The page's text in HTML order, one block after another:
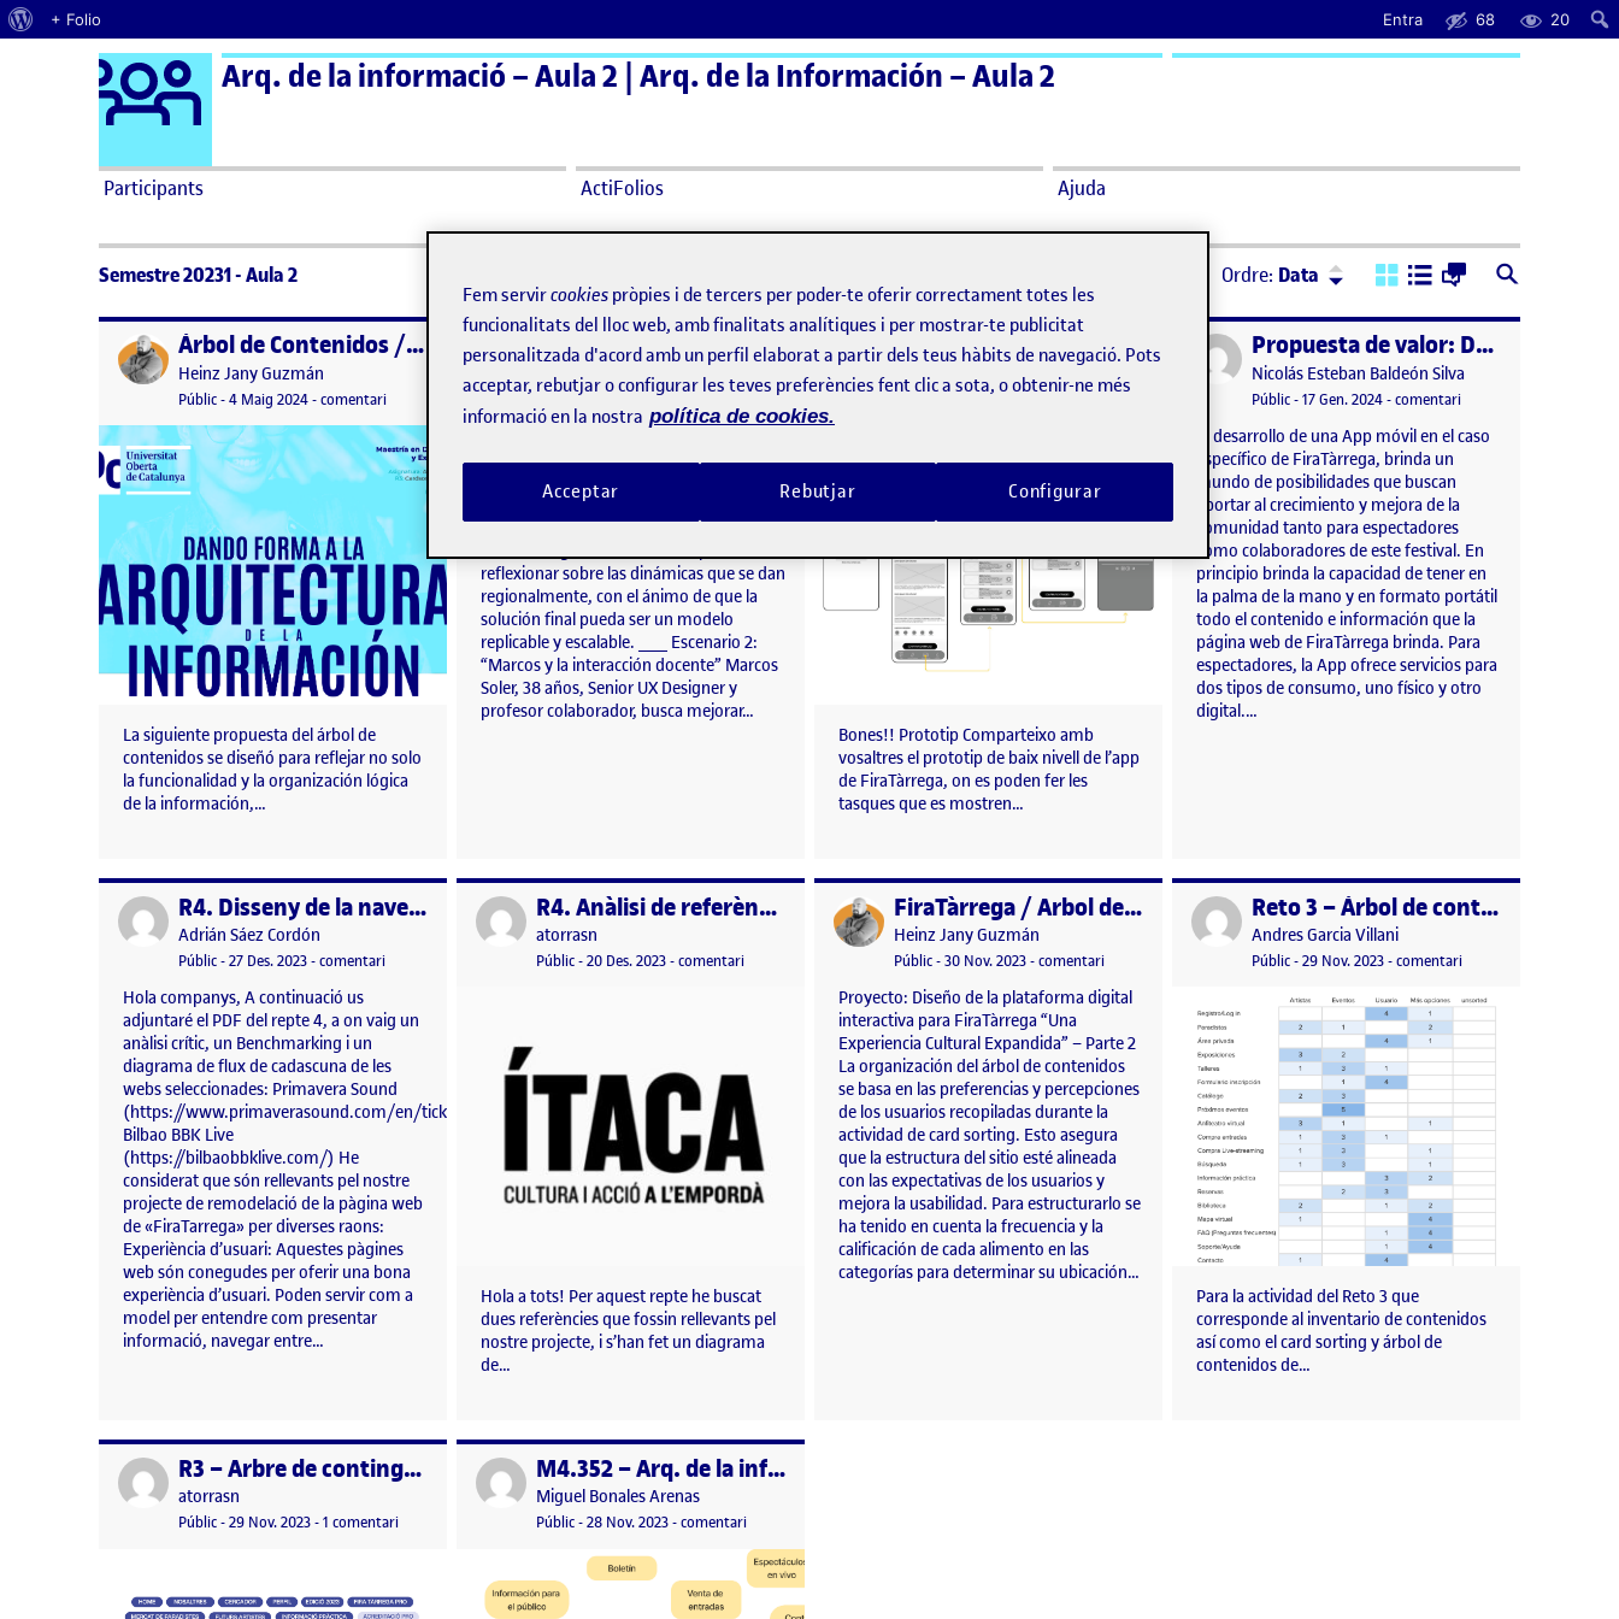
Quant al WordPress
+ Folio Entra 68 20
Saltar al contingut Logo Ágora
Arq. de la informació – Aula 2 | Arq. de la Información – Aula 2
Participants ActiFolios Ajuda
Semestre 20231 - Aula 2 Ordre: Data Ordre: Descendent
Publicat per Árbol de Contenidos / APP UOC
Publicat per
Heinz Jany Guzmán
Visibilitat:
Públic-Data de publicació
4 Maig 20245 maig, 2024 12:04 am
-comentariel Árbol de Contenidos / APP UOC
La siguiente propuesta del árbol de
contenidos se diseñó para reflejar no solo
la funcionalidad y la organización lógica
de la información,…
Publicat perJourney Map
Publicat per
Heinz Jany Guzmán
Visibilitat:
-Data de publicació
5 Abr. 2024- el Journey Map
Estimad@s compañeros, un muy feliz
día. Comparto con ustedes el escenario y
la digitalización del user journey que he
construido para dar respuesta al reto, que
fuera de la generalidad me ha permitido
reflexionar sobre las dinámicas que se dan
regionalmente, con el ánimo de que la
solución final pueda ser un modelo
replicable y escalable. ___ Escenario 2:
“Marcos y la interacción docente” Marcos
Soler, 38 años, Senior UX Designer y
profesor colaborador, busca mejorar…
Publicat perR5. Prototipat
Publicat per
atorrasn
Visibilitat:Data de publicació
17 Gen. 2024 17 gener, 2024 4:55 pm
el R5. Prototipat
Bones!! Prototip Comparteixo amb
vosaltres el prototip de baix nivell de l’app
de FiraTàrrega, on es poden fer les
tasques que es mostren…
Publicat per Propuesta de valor: Desarrollo de APP FiraTàrrega
Publicat per
Nicolás Esteban Baldeón Silva
Visibilitat:
Públic-Data de publicació
17 Gen. 20241 febrer, 2024 4:00 am
-comentariel Propuesta de valor:
El desarrollo de una App móvil en el caso
específico de FiraTàrrega, brinda un
mundo de posibilidades que buscan
aportar al crecimiento y mejora de la
comunidad tanto para espectadores
como colaboradores de este festival. En
principio brinda la capacidad de tener en
la palma de la mano y en formato portátil
todo el contenido e información que la
página web de FiraTàrrega brinda. Para
espectadores, la App ofrece servicios para
dos tipos de consumo, uno físico y otro
digital.…
Publicat per R4. Disseny de la navegació
Publicat per
Adrián Sáez Cordón
Visibilitat:
Públic-Data de publicació
27 Des. 202328 desembre, 2023 12:28 am
-comentariel R4. Disseny de la navegació
Hola companys, A continuació us
adjuntaré el PDF del repte 4, a on vaig un
anàlisi crític, un Benchmarking i un
diagrama de flux de cadascuna de les
webs seleccionades: Primavera Sound
(https://www.primaverasound.com/en/tickets)
Bilbao BBK Live
(https://bilbaobbklive.com/) He
considerat que són rellevants pel nostre
projecte de remodelació de la pàgina web
de «FiraTarrega» per diverses raons:
Experiència d’usuari: Aquestes pàgines
web són conegudes per oferir una bona
experiència d’usuari. Poden servir com a
model per entendre com presentar
informació, navegar entre…
Publicat per R4. Anàlisi de referències i anàlisi
Publicat per
atorrasn
Visibilitat:
Públic-Data de publicació
20 Des. 202320 desembre, 2023 11:25 am
-comentariel R4. Anàlisi de referències i anàlisi
Hola a tots! Per aquest repte he buscat
dues referències que fossin rellevants pel
nostre projecte, i s’han fet un diagrama
de…
Publicat per FiraTàrrega / Arbol de Contenido
Publicat per
Heinz Jany Guzmán
Visibilitat:
Públic-Data de publicació
30 Nov. 2023-comentariel FiraTàrrega / Arbol de Contenido
Proyecto: Diseño de la plataforma digital
interactiva para FiraTàrrega “Una
Experiencia Cultural Expandida” – Parte 2
La organización del árbol de contenidos
se basa en las preferencias y percepciones
de los usuarios recopiladas durante la
actividad de card sorting. Esto asegura
que la estructura del sitio esté alineada
con las expectativas de los usuarios y
mejora la usabilidad. Para estructurarlo se
ha tenido en cuenta la frecuencia y la
calificación de cada alimento en las
categorías para determinar su ubicación…
Publicat per Reto 3 – Árbol de contenidos
Publicat per
Andres Garcia Villani
Visibilitat:
Públic-Data de publicació
29 Nov. 202329 novembre, 2023 5:48 pm
-comentariel Reto 3 – Árbol de
Para la actividad del Reto 3 que
corresponde al inventario de contenidos
así como el card sorting y árbol de
contenidos de…
Publicat per R3 – Arbre de continguts
Publicat per
atorrasn
Visibilitat:
Públic-Data de publicació
29 Nov. 2023-1 comentaria R3 – Arbre de continguts
Publicat per M4.352 – Arq. de la informació – R3. Presentación del Árbol de contenidos
Publicat per
Miguel Bonales Arenas
Visibilitat:
Públic-Data de publicació
28 Nov. 2023-comentariel M4.352 – Arq. de la informació – R3. Presentación del Árbol de contenidos
Fem servircookies pròpies i de tercers per poder-te oferir correctament totes les
funcionalitats del lloc web, amb finalitats analítiques i per mostrar-te publicitat
personalitzada d'acord amb un perfil elaborat a partir dels teus hàbits de navegació. Pots
acceptar, rebutjar o configurar les teves preferències fent clic a sota, o obtenir-ne més
informació en la nostra política de cookies.
Rebutjar
Acceptar Configurar